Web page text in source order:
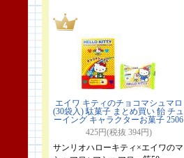
エイワ キティのチョコマシュマロ
(30袋入) 駄菓子 まとめ買い 飴 チュ
ーイング キャラクターお菓子 2506
425円(税抜 394円)
サンリオハローキティ×エイワのマ